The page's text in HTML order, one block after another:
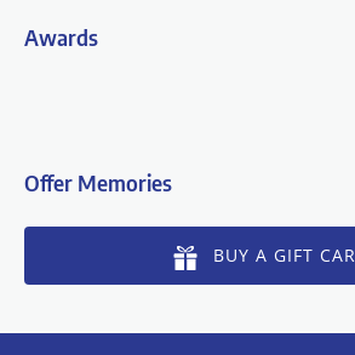
Awards
Offer Memories
BUY A GIFT